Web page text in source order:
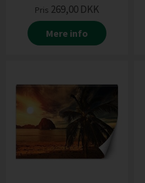
Pris 269,00 DKK
Mere info